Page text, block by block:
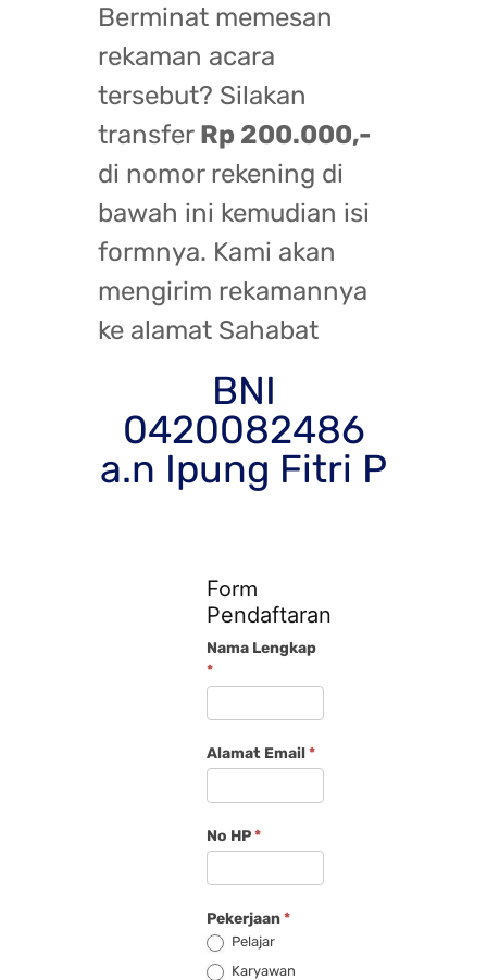
Berminat memesan
rekaman acara
tersebut? Silakan
transfer Rp 200.000,-
di nomor rekening di
bawah ini kemudian isi
formnya. Kami akan
mengirim rekamannya
ke alamat Sahabat
BNI
0420082486
a.n Ipung Fitri P
Form
Pendaftaran
Pemesanan
Rekaman
Webinar
Amdal
Terintegrasi
Nama Lengkap
*
Alamat Email*
No HP*
Pekerjaan*
Pelajar
Karyawan